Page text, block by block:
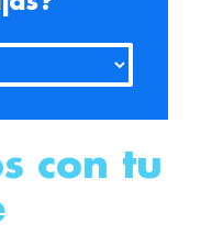
con tu